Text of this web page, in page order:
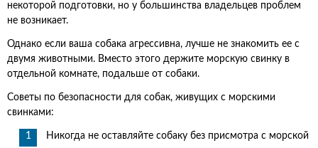
некоторой подготовки, но у большинства владельцев проблем
не возникает.
Однако если ваша собака агрессивна, лучше не знакомить ее с
двумя животными. Вместо этого держите морскую свинку в
отдельной комнате, подальше от собаки.
Советы по безопасности для собак, живущих с морскими
свинками:
Никогда не оставляйте собаку без присмотра с морской